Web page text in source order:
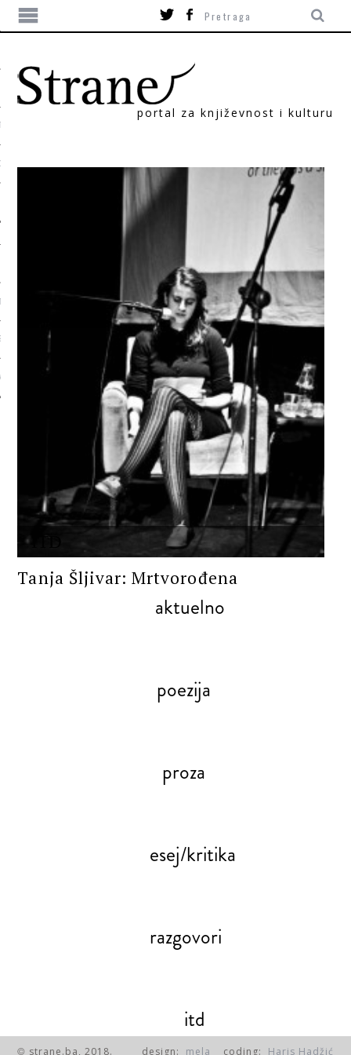
portal za književnost i kulturu
ITD
Tanja Šljivar: Mrtvorođena
aktuelno
poezija
proza
esej/kritika
razgovori
itd
© strane.ba, 2018. design: mela coding: Haris Hadžić